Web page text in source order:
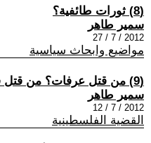
(8) ثورات طائفية؟
سمير طاهر
2012 / 7 / 27
مواضيع وابحاث سياسية
(9) من قتل عرفات؟ من قتل قضية فلسطين؟
سمير طاهر
2012 / 7 / 12
القضية الفلسطينية